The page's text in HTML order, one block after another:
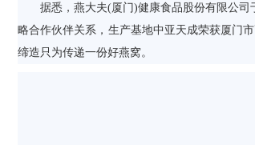
据悉，燕大夫(厦门)健康食品股份有限公司于
略合作伙伴关系，生产基地中亚天成荣获厦门
缔造只为传递一份好燕窝。